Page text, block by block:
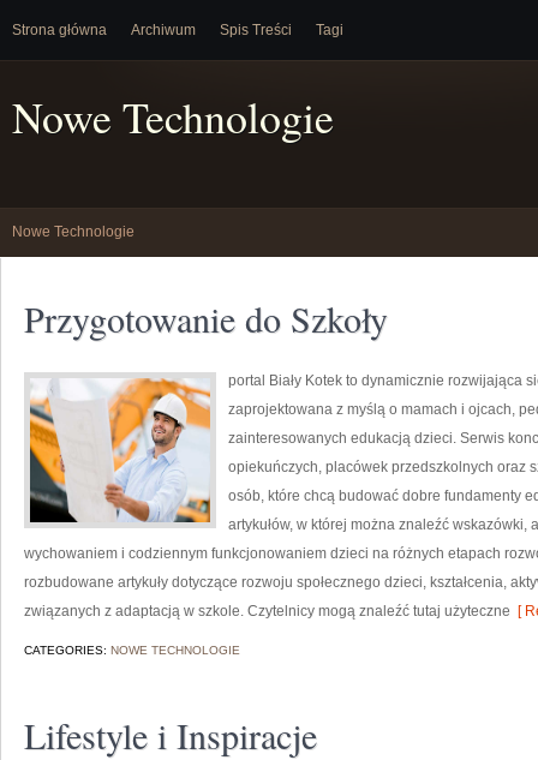
Strona główna Archiwum Spis Treści Tagi
Nowe Technologie
Nowe Technologie
Przygotowanie do Szkoły
portal Biały Kotek to dynamicznie rozwijająca
zaprojektowana z myślą o mamach i ojcach,
zainteresowanych edukacją dzieci. Serwis
opiekuńczych, placówek przedszkolnych oraz
osób, które chcą budować dobre fundamenty
artykułów, w której można znaleźć
wychowaniem i codziennym funkcjonowaniem dzieci na różnych etapach
rozbudowane artykuły dotyczące rozwoju społecznego dzieci, kształcenia,
związanych z adaptacją w szkole. Czytelnicy mogą znaleźć tutaj użyteczne [
CATEGORIES: NOWE TECHNOLOGIE
Lifestyle i Inspiracje